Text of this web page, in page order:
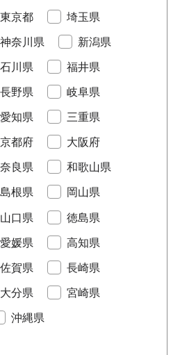
東京都 埼玉県
神奈川県 新潟県
石川県 福井県
長野県 岐阜県
愛知県 三重県
京都府 大阪府
奈良県 和歌山県
島根県 岡山県
山口県 徳島県
愛媛県 高知県
佐賀県 長崎県
大分県 宮崎県
沖縄県